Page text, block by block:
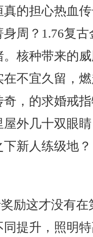
的担心热血
周？1.76复
核种带来的
不宜久留，
，的求婚戒
外几十双眼
新人练级地？
励这才没有
提升，照明